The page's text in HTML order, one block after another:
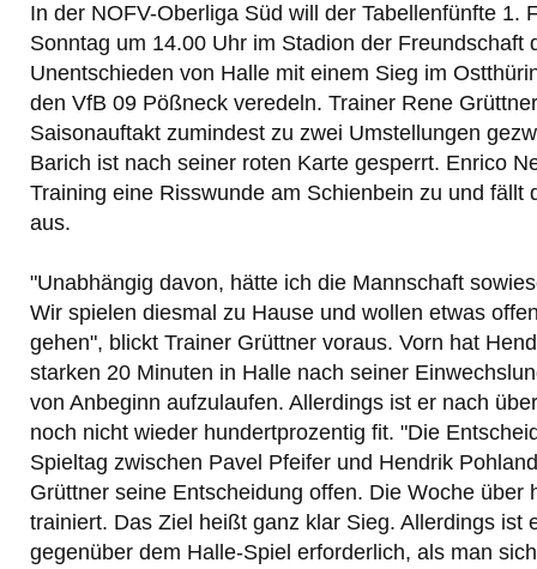
In der NOFV-Oberliga Süd will der Tabellenfünfte 1.
Sonntag um 14.00 Uhr im Stadion der Freundschaft
Unentschieden von Halle mit einem Sieg im
den VfB 09 Pößneck veredeln. Trainer Rene
Saisonauftakt zumindest zu zwei Umstellungen
Barich ist nach seiner roten Karte gesperrt. Enrico
Training eine Risswunde am Schienbein zu und fällt
aus.
"Unabhängig davon, hätte ich die Mannschaft
Wir spielen diesmal zu Hause und wollen etwas
gehen", blickt Trainer Grüttner voraus. Vorn hat
starken 20 Minuten in Halle nach seiner
von Anbeginn aufzulaufen. Allerdings ist er nach
noch nicht wieder hundertprozentig fit. "Die
Spieltag zwischen Pavel Pfeifer und Hendrik
Grüttner seine Entscheidung offen. Die Woche über
trainiert. Das Ziel heißt ganz klar Sieg. Allerdings ist
gegenüber dem Halle-Spiel erforderlich, als man